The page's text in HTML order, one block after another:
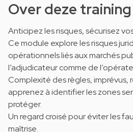
Over deze training
Anticipez les risques, sécurisez
Ce module explore les risques
opérationnels liés aux marchés
l’adjudicateur comme de
Complexité des règles, imprévus,
apprenez à identifier les zones
protéger.
Un regard croisé pour éviter les
maîtrise.